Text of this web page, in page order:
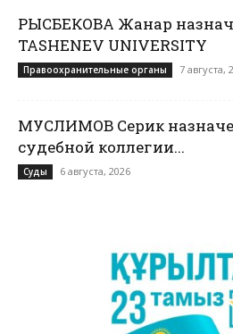
РЫСБЕКОВА Жанар
TASHENEV UNIVERSITY
Правоохранительные органы 7 августа,
МУСЛИМОВ Серик
судебной коллегии...
Суды 6 августа, 2026